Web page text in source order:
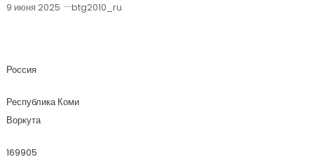
9 июня 2025 btg2010_ru
Россия
Республика Коми
Воркута
169905